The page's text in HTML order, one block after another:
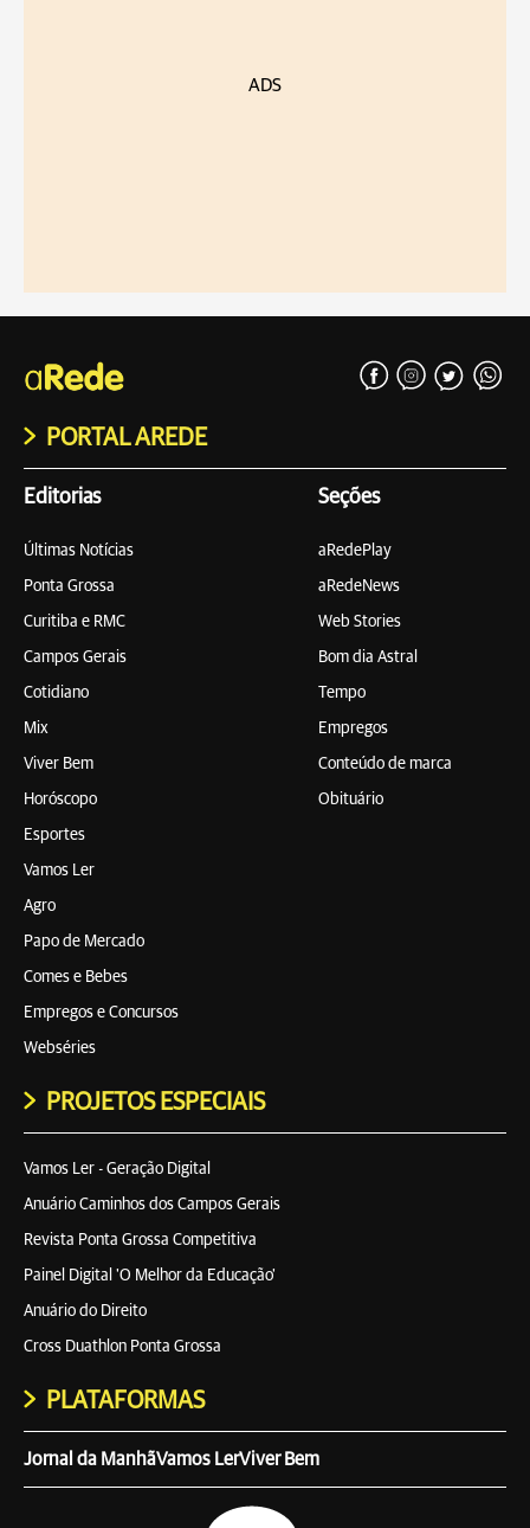
ADS
PORTAL AREDE
Editorias
Últimas Notícias
Ponta Grossa
Curitiba e RMC
Campos Gerais
Cotidiano
Mix
Viver Bem
Horóscopo
Esportes
Vamos Ler
Agro
Papo de Mercado
Comes e Bebes
Empregos e Concursos
Webséries
Seções
aRedePlay
aRedeNews
Web Stories
Bom dia Astral
Tempo
Empregos
Conteúdo de marca
Obituário
PROJETOS ESPECIAIS
Vamos Ler - Geração Digital
Anuário Caminhos dos Campos Gerais
Revista Ponta Grossa Competitiva
Painel Digital 'O Melhor da Educação'
Anuário do Direito
Cross Duathlon Ponta Grossa
PLATAFORMAS
Jornal da ManhãVamos LerViver Bem